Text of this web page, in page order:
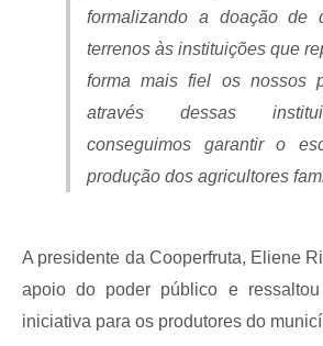
formalizando a doação de
terrenos às instituições que
forma mais fiel os nossos
através dessas
conseguimos garantir o
produção dos agricultores
A presidente da Cooperfruta, Eliene
apoio do poder público e
iniciativa para os produtores do